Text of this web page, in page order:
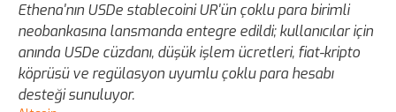
Ethena'nın USDe stablecoini UR'ün çoklu para birimli
neobankasına lansmanda entegre edildi; kullanıcılar için
anında USDe cüzdanı, düşük işlem ücretleri, fiat-kripto
köprüsü ve regülasyon uyumlu çoklu para hesabı
desteği sunuluyor.